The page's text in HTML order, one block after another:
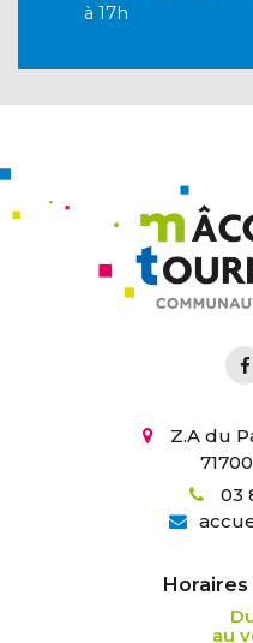
à 17h
Z.A du
03
au